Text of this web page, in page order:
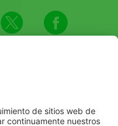
del producto antes de
instrucciones adicionales,
un uso seguro del